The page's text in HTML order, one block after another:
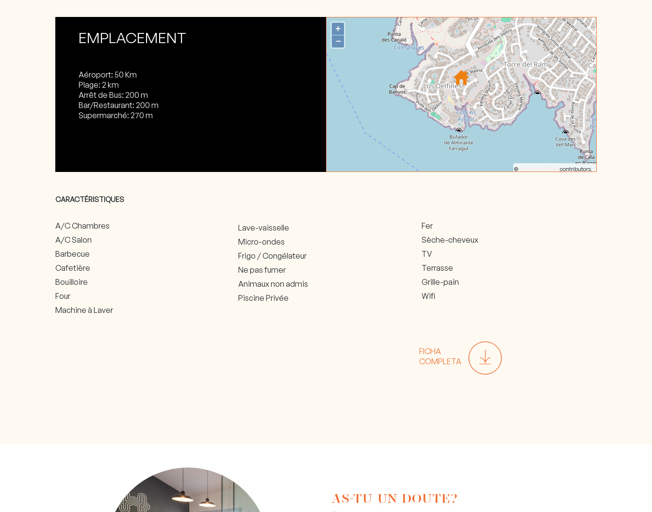
EMPLACEMENT
Aéroport: 50 Km
Plage: 2 km
Arrêt de Bus: 200 m
Bar/Restaurant: 200 m
Supermarché: 270 m
+
−
©OpenStreetMapcontributors.
CARACTÉRISTIQUES
A/C Chambres
A/C Salon
Barbecue
Cafetière
Bouilloire
Four
Machine à Laver
Lave-vaisselle
Micro-ondes
Frigo / Congélateur
Ne pas fumer
Animaux non admis
Piscine Privée
Fer
Sèche-cheveux
TV
Terrasse
Grille-pain
Wifi
FICHA
COMPLETA
AS-TU UN DOUTE?